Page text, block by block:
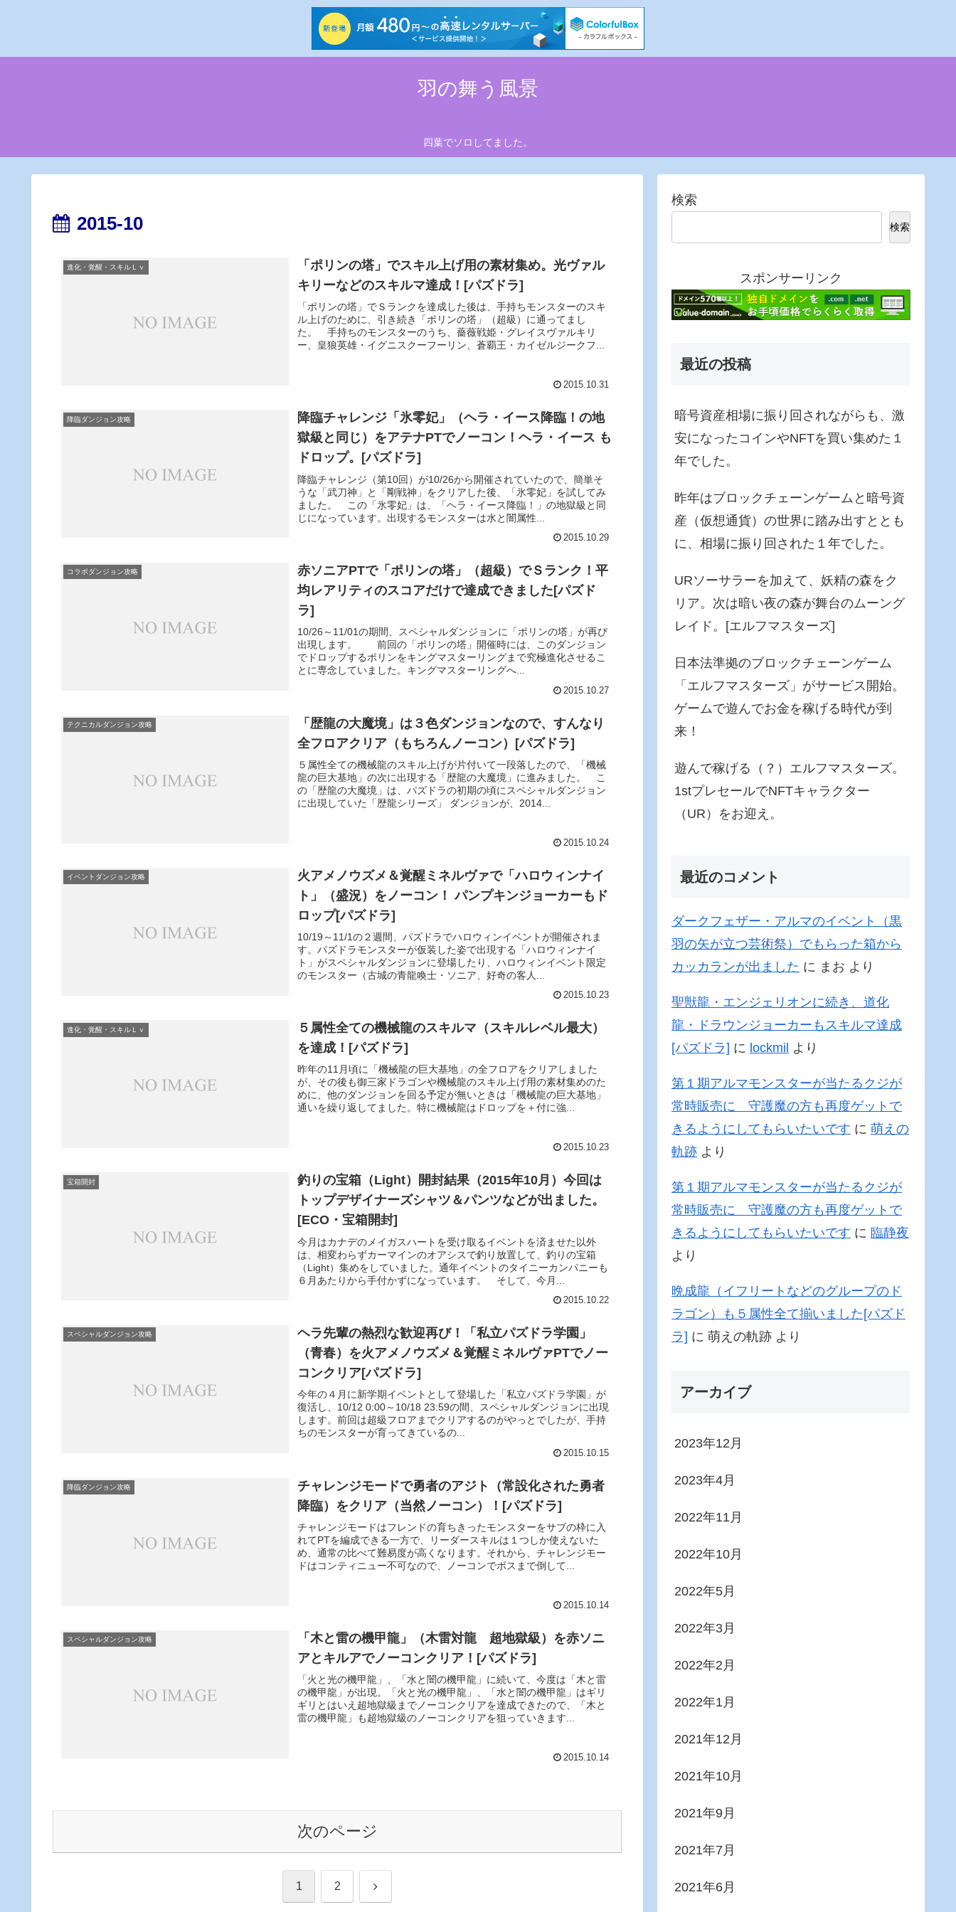
羽の舞う風景
四葉でソロしてました。
2015-10
進化・覚醒・スキルＬｖ
「ポリンの塔」でスキル上げ用の素材集め。光ヴァル
キリーなどのスキルマ達成！[パズドラ]
「ポリンの塔」でＳランクを達成した後は、手持ちモンスターのスキ
ル上げのために、引き続き「ポリンの塔」（超級）に通ってまし
た。 手持ちのモンスターのうち、薔薇戦姫・グレイスヴァルキリ
ー、皇狼英雄・イグニスクーフーリン、蒼覇王・カイゼルジークフ...
2015.10.31
降臨ダンジョン攻略
降臨チャレンジ「氷零妃」（ヘラ・イース降臨！の地
獄級と同じ）をアテナPTでノーコン！ヘラ・イース も
ドロップ。[パズドラ]
降臨チャレンジ（第10回）が10/26から開催されていたので、簡単そ
うな「武刀神」と「剛戦神」をクリアした後、「氷零妃」を試してみ
ました。 この「氷零妃」は、「ヘラ・イース降臨！」の地獄級と同
じになっています。出現するモンスターは水と闇属性...
2015.10.29
コラボダンジョン攻略
赤ソニアPTで「ポリンの塔」（超級）でＳランク！平
均レアリティのスコアだけで達成できました[パズド
ラ]
10/26～11/01の期間、スペシャルダンジョンに「ポリンの塔」が再び
出現します。 前回の「ポリンの塔」開催時には、このダンジョン
でドロップするポリンをキングマスターリングまで究極進化させるこ
とに専念していました。キングマスターリングへ...
2015.10.27
テクニカルダンジョン攻略
「歴龍の大魔境」は３色ダンジョンなので、すんなり
全フロアクリア（もちろんノーコン）[パズドラ]
５属性全ての機械龍のスキル上げが片付いて一段落したので、「機械
龍の巨大基地」の次に出現する「歴龍の大魔境」に進みました。 こ
の「歴龍の大魔境」は、パズドラの初期の頃にスペシャルダンジョン
に出現していた「歴龍シリーズ」 ダンジョンが、2014...
2015.10.24
イベントダンジョン攻略
火アメノウズメ＆覚醒ミネルヴァで「ハロウィンナイ
ト」（盛況）をノーコン！ パンプキンジョーカーもド
ロップ[パズドラ]
10/19～11/1の２週間、パズドラでハロウィンイベントが開催されま
す。パズドラモンスターが仮装した姿で出現する「ハロウィンナイ
ト」がスペシャルダンジョンに登場したり、ハロウィンイベント限定
のモンスター（古城の青龍喚士・ソニア、好奇の客人...
2015.10.23
進化・覚醒・スキルＬｖ
５属性全ての機械龍のスキルマ（スキルレベル最大）
を達成！[パズドラ]
昨年の11月頃に「機械龍の巨大基地」の全フロアをクリアしました
が、その後も御三家ドラゴンや機械龍のスキル上げ用の素材集めのた
めに、他のダンジョンを回る予定が無いときは「機械龍の巨大基地」
通いを繰り返してました。特に機械龍はドロップを＋付に強...
2015.10.23
宝箱開封
釣りの宝箱（Light）開封結果（2015年10月）今回は
トップデザイナーズシャツ＆パンツなどが出ました。
[ECO・宝箱開封]
今月はカナデのメイガスハートを受け取るイベントを済ませた以外
は、相変わらずカーマインのオアシスで釣り放置して、釣りの宝箱
（Light）集めをしていました。通年イベントのタイニーカンパニーも
６月あたりから手付かずになっています。 そして、今月...
2015.10.22
スペシャルダンジョン攻略
ヘラ先輩の熱烈な歓迎再び！「私立パズドラ学園」
（青春）を火アメノウズメ＆覚醒ミネルヴァPTでノー
コンクリア[パズドラ]
今年の４月に新学期イベントとして登場した「私立パズドラ学園」が
復活し、10/12 0:00～10/18 23:59の間、スペシャルダンジョンに出現
します。前回は超級フロアまでクリアするのがやっとでしたが、手持
ちのモンスターが育ってきているの...
2015.10.15
降臨ダンジョン攻略
チャレンジモードで勇者のアジト（常設化された勇者
降臨）をクリア（当然ノーコン）！[パズドラ]
チャレンジモードはフレンドの育ちきったモンスターをサブの枠に入
れてPTを編成できる一方で、リーダースキルは１つしか使えないた
め、通常の比べて難易度が高くなります。それから、チャレンジモー
ドはコンティニュー不可なので、ノーコンでボスまで倒して...
2015.10.14
スペシャルダンジョン攻略
「木と雷の機甲龍」（木雷対龍 超地獄級）を赤ソニ
アとキルアでノーコンクリア！[パズドラ]
「火と光の機甲龍」、「水と闇の機甲龍」に続いて、今度は「木と雷
の機甲龍」が出現。「火と光の機甲龍」、「水と闇の機甲龍」はギリ
ギリとはいえ超地獄級までノーコンクリアを達成できたので、「木と
雷の機甲龍」も超地獄級のノーコンクリアを狙っていきます...
2015.10.14
次のページ
1 2 次
検索
検索
スポンサーリンク
最近の投稿
暗号資産相場に振り回されながらも、激
安になったコインやNFTを買い集めた１
年でした。
昨年はブロックチェーンゲームと暗号資
産（仮想通貨）の世界に踏み出すととも
に、相場に振り回された１年でした。
URソーサラーを加えて、妖精の森をク
リア。次は暗い夜の森が舞台のムーング
レイド。[エルフマスターズ]
日本法準拠のブロックチェーンゲーム
「エルフマスターズ」がサービス開始。
ゲームで遊んでお金を稼げる時代が到
来！
遊んで稼げる（？）エルフマスターズ。
1stプレセールでNFTキャラクター
（UR）をお迎え。
最近のコメント
ダークフェザー・アルマのイベント（黒
羽の矢が立つ芸術祭）でもらった箱から
カッカランが出ました に まお より
聖獣龍・エンジェリオンに続き、道化
龍・ドラウンジョーカーもスキルマ達成
[パズドラ] に lockmil より
第１期アルマモンスターが当たるクジが
常時販売に 守護魔の方も再度ゲットで
きるようにしてもらいたいです に 萌えの
軌跡 より
第１期アルマモンスターが当たるクジが
常時販売に 守護魔の方も再度ゲットで
きるようにしてもらいたいです に 臨静夜
より
晩成龍（イフリートなどのグループのド
ラゴン）も５属性全て揃いました[パズド
ラ] に 萌えの軌跡 より
アーカイブ
2023年12月
2023年4月
2022年11月
2022年10月
2022年5月
2022年3月
2022年2月
2022年1月
2021年12月
2021年10月
2021年9月
2021年7月
2021年6月